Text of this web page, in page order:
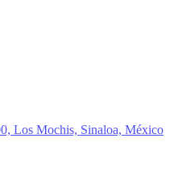
Los Mochis, Sinaloa, México